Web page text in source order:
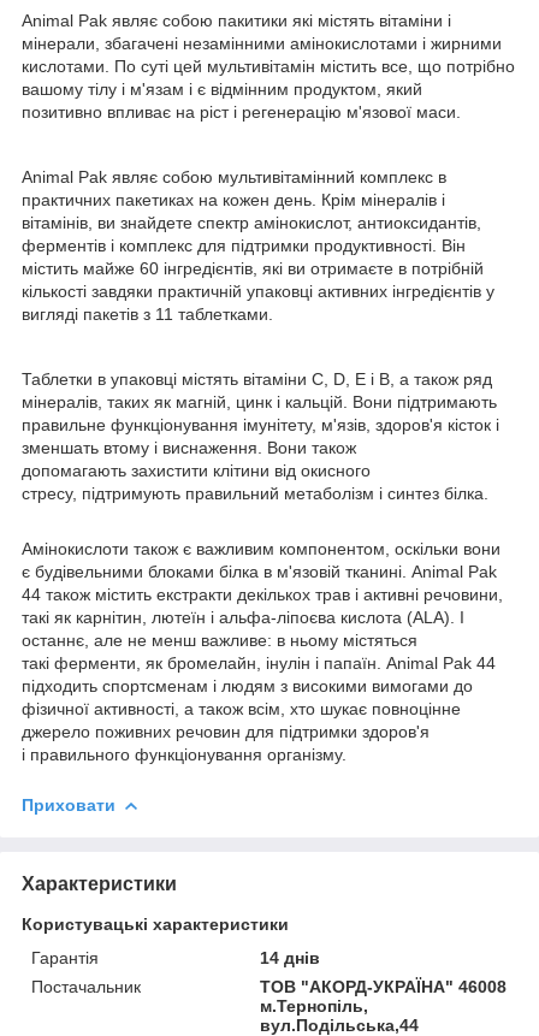
Animal Pak являє собою пакитики які містять вітаміни і
мінерали, збагачені незамінними амінокислотами і жирними
кислотами. По суті цей мультивітамін містить все, що потрібно
вашому тілу і м'язам і є відмінним продуктом, який
позитивно впливає на ріст і регенерацію м'язової маси.
Animal Pak являє собою мультивітамінний комплекс в
практичних пакетиках на кожен день. Крім мінералів і
вітамінів, ви знайдете спектр амінокислот, антиоксидантів,
ферментів і комплекс для підтримки продуктивності. Він
містить майже 60 інгредієнтів, які ви отримаєте в потрібній
кількості завдяки практичній упаковці активних інгредієнтів у
вигляді пакетів з 11 таблетками.
Таблетки в упаковці містять вітаміни C, D, E і B, а також ряд
мінералів, таких як магній, цинк і кальцій. Вони підтримають
правильне функціонування імунітету, м'язів, здоров'я кісток і
зменшать втому і виснаження. Вони також
допомагають захистити клітини від окисного
стресу, підтримують правильний метаболізм і синтез білка.
Амінокислоти також є важливим компонентом, оскільки вони
є будівельними блоками білка в м'язовій тканині. Animal Pak
44 також містить екстракти декількох трав і активні речовини,
такі як карнітин, лютеїн і альфа-ліпоєва кислота (ALA). І
останнє, але не менш важливе: в ньому містяться
такі ферменти, як бромелайн, інулін і папаїн. Animal Pak 44
підходить спортсменам і людям з високими вимогами до
фізичної активності, а також всім, хто шукає повноцінне
джерело поживних речовин для підтримки здоров'я
і правильного функціонування організму.
Приховати
Характеристики
Користувацькi характеристики
Гарантія
14 днів
Постачальник
ТОВ "АКОРД-УКРАЇНА" 46008
м.Тернопіль,
вул.Подільська,44